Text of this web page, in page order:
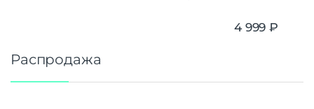
4 999 ₽
Распродажа